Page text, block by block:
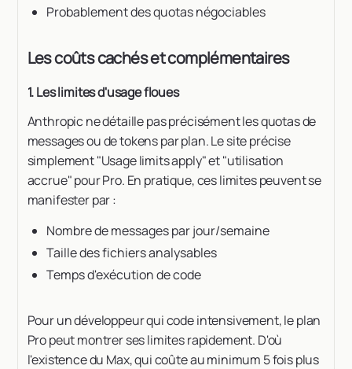
Probablement des quotas négociables
Les coûts cachés et complémentaires
1. Les limites d'usage floues
Anthropic ne détaille pas précisément les quotas de
messages ou de tokens par plan. Le site précise
simplement "Usage limits apply" et "utilisation
accrue" pour Pro. En pratique, ces limites peuvent se
manifester par :
Nombre de messages par jour/semaine
Taille des fichiers analysables
Temps d'exécution de code
Pour un développeur qui code intensivement, le plan
Pro peut montrer ses limites rapidement. D'où
l'existence du Max, qui coûte au minimum 5 fois plus